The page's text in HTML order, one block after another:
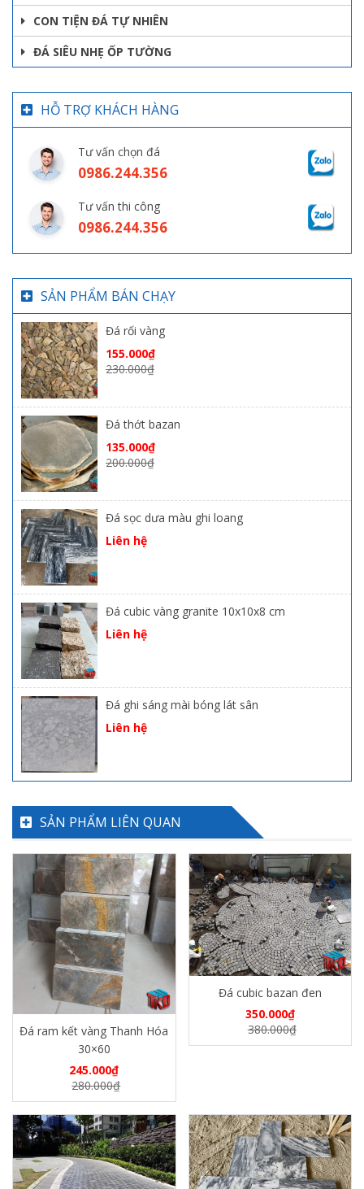
CON TIỆN ĐÁ TỰ NHIÊN
ĐÁ SIÊU NHẸ ỐP TƯỜNG
HỖ TRỢ KHÁCH HÀNG
Tư vấn chọn đá
0986.244.356
Tư vấn thi công
0986.244.356
SẢN PHẨM BÁN CHẠY
Đá rối vàng
155.000₫
230.000₫
Đá thớt bazan
135.000₫
200.000₫
Đá sọc dưa màu ghi loang
Liên hệ
Đá cubic vàng granite 10x10x8 cm
Liên hệ
Đá ghi sáng mài bóng lát sân
Liên hệ
SẢN PHẨM LIÊN QUAN
Đá ram kết vàng Thanh Hóa
30×60
245.000₫
280.000₫
Đá cubic bazan đen
350.000₫
380.000₫